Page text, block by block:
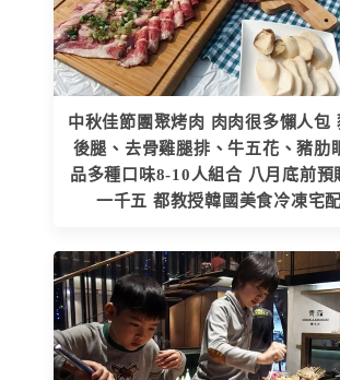
中秋佳節團聚烤肉 肉肉很多懶人包
後腿、去骨雞腿排、牛五花、豬肋
品多種口味8-10人組合 八月底前預
一千五 都教授韓國美食冷凍宅